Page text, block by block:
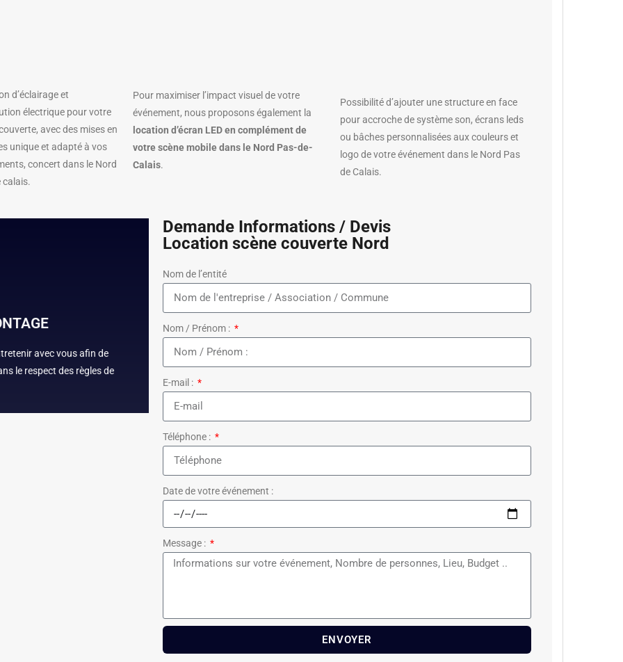
d’éclairage et
électrique pour votre
avec des mises en
unique et adapté à vos
concert dans le Nord
calais.
Pour maximiser l’impact visuel de votre
événement, nous proposons également la
location d’écran LED en complément de
votre scène mobile dans le Nord Pas-de-
Calais.
Possibilité d’ajouter une structure en face
pour accroche de système son, écrans leds
ou bâches personnalisées aux couleurs et
logo de votre événement dans le Nord Pas
de Calais.
avec vous afin de
le respect des règles de
Demande Informations / Devis
Location scène couverte Nord
Nom de l’entité
Nom / Prénom :
E-mail :
Téléphone :
Date de votre événement :
Message :
ENVOYER